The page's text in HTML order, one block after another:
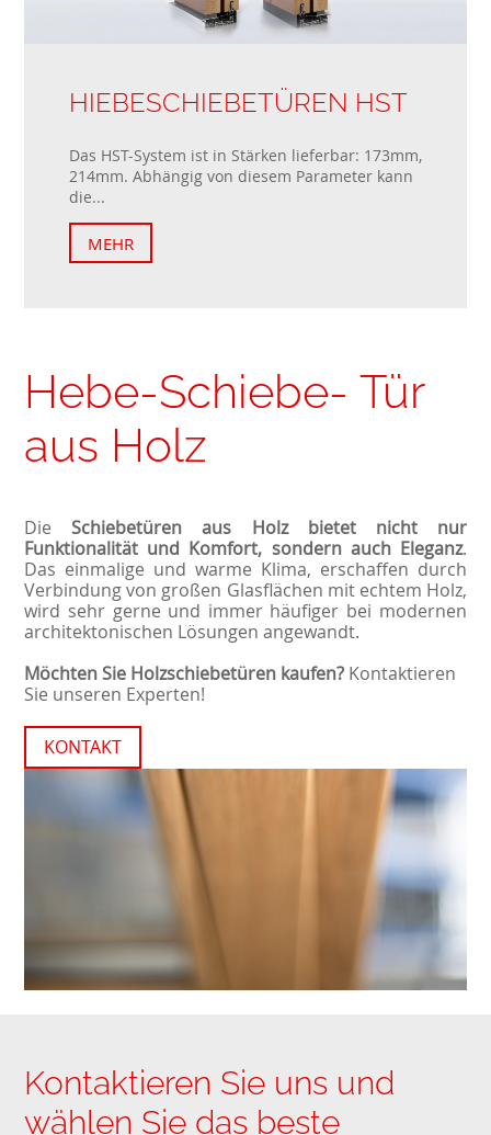
HIEBESCHIEBETÜREN HST
Das HST-System ist in Stärken lieferbar: 173mm,
214mm. Abhängig von diesem Parameter kann
die...
MEHR
Hebe-Schiebe- Tür
aus Holz
DieSchiebetüren aus Holzbietet nicht nur
Funktionalität und Komfort, sondern auch Eleganz.
Das einmalige und warme Klima, erschaffen durch
Verbindung von großen Glasflächen mit echtem Holz,
wird sehr gerne und immer häufiger bei modernen
architektonischen Lösungen angewandt.
Möchten Sie Holzschiebetüren kaufen? Kontaktieren
Sie unseren Experten!
KONTAKT
Kontaktieren Sie uns und
wählen Sie das beste